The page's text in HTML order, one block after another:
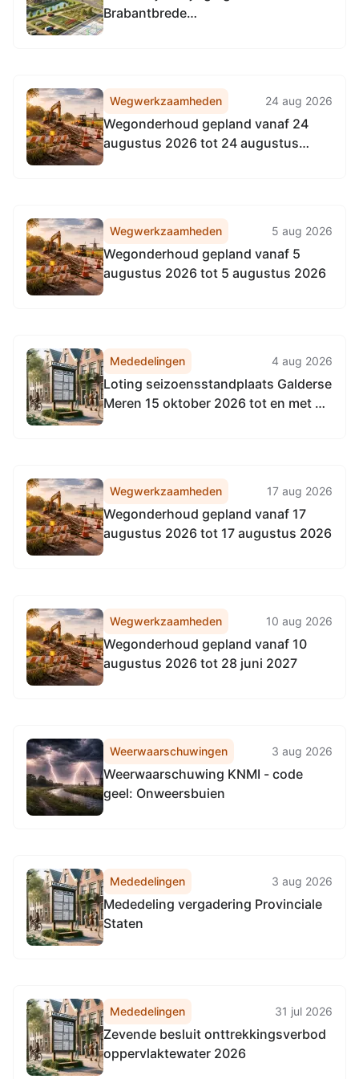
Brabantbrede
Wegwerkzaamheden 24 aug 2026
Wegonderhoud gepland vanaf 24
augustus 2026 tot 24 augustus
Wegwerkzaamheden 5 aug 2026
Wegonderhoud gepland vanaf 5
augustus 2026 tot 5 augustus 2026
Mededelingen 4 aug 2026
Loting seizoensstandplaats Galderse
Meren 15 oktober 2026 tot en met 31
Wegwerkzaamheden 17 aug 2026
Wegonderhoud gepland vanaf 17
augustus 2026 tot 17 augustus 2026
Wegwerkzaamheden 10 aug 2026
Wegonderhoud gepland vanaf 10
augustus 2026 tot 28 juni 2027
Weerwaarschuwingen 3 aug 2026
Weerwaarschuwing KNMI - code
geel: Onweersbuien
Mededelingen 3 aug 2026
Mededeling vergadering Provinciale
Staten
Mededelingen 31 jul 2026
Zevende besluit onttrekkingsverbod
oppervlaktewater 2026